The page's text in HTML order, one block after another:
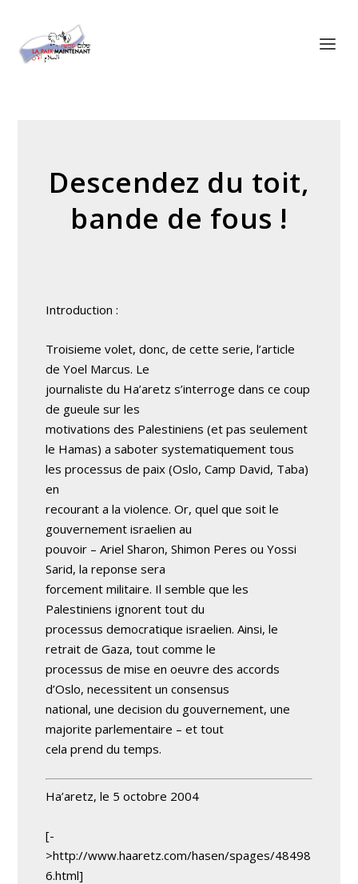
Descendez du toit,
bande de fous !
Introduction :
Troisieme volet, donc, de cette serie, l’article
de Yoel Marcus. Le
journaliste du Ha’aretz s’interroge dans ce coup
de gueule sur les
motivations des Palestiniens (et pas seulement
le Hamas) a saboter systematiquement tous
les processus de paix (Oslo, Camp David, Taba)
en
recourant a la violence. Or, quel que soit le
gouvernement israelien au
pouvoir – Ariel Sharon, Shimon Peres ou Yossi
Sarid, la reponse sera
forcement militaire. Il semble que les
Palestiniens ignorent tout du
processus democratique israelien. Ainsi, le
retrait de Gaza, tout comme le
processus de mise en oeuvre des accords
d’Oslo, necessitent un consensus
national, une decision du gouvernement, une
majorite parlementaire – et tout
cela prend du temps.
Ha’aretz, le 5 octobre 2004
[-
>http://www.haaretz.com/hasen/spages/48498
6.html]